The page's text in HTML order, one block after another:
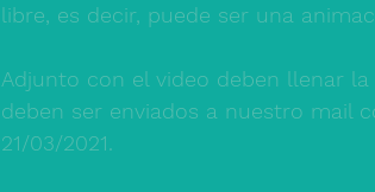
libre, es decir, puede ser una
Adjunto con el video deben llenar la
deben ser enviados a nuestro mail
21/03/2021.